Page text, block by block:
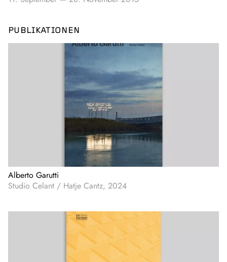
PUBLIKATIONEN
Alberto Garutti
Studio Celant / Hatje Cantz, 2024